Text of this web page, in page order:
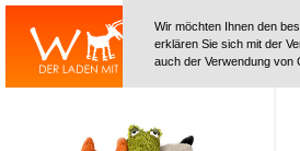
Wir möchten Ihnen den
erklären Sie sich mit der
auch der Verwendung von
?>